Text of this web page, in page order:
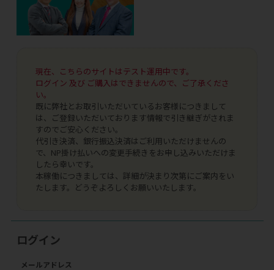
現在、こちらのサイトはテスト運用中です。
ログイン 及び ご購入はできませんので、ご了承くださ
い。
既に弊社とお取引いただいているお客様につきまして
は、ご登録いただいております情報で引き継ぎがされま
すのでご安心ください。
代引き決済、銀行振込決済はご利用いただけませんの
で、NP掛け払いへの変更手続きをお申し込みいただけま
したら幸いです。
本稼働につきましては、詳細が決まり次第にご案内をい
たします。どうぞよろしくお願いいたします。
ログイン
メールアドレス